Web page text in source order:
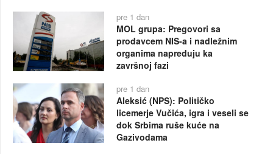
pre 1 dan
MOL grupa: Pregovori sa
prodavcem NIS-a i nadležnim
organima napreduju ka
završnoj fazi
pre 1 dan
Aleksić (NPS): Političko
licemerje Vučića, igra i veseli se
dok Srbima ruše kuće na
Gazivodama